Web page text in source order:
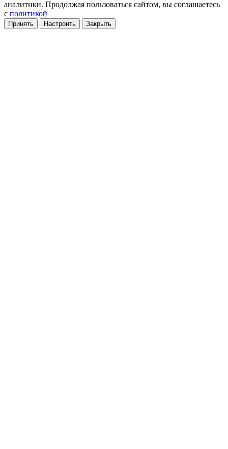
аналитики. Продолжая пользоваться сайтом, вы соглашаетесь
с политикой
Принять Настроить Закрыть